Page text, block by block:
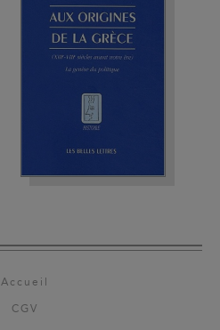
Accueil
CGV